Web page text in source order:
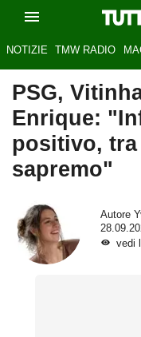
NOTIZIE TMW RADIO
PSG,
Enrique:
positivo,
sapremo"
Autore
vedi